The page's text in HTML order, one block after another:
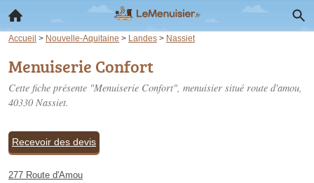
Accueil > Nouvelle-Aquitaine > Landes > Nassiet
Menuiserie Confort
Cette fiche présente "Menuiserie Confort", menuisier situé route d'amou,
40330 Nassiet.
Recevoir des devis
277 Route d'Amou